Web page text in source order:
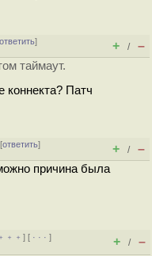
ответить]
+ / –
таймаут.
коннекта? Патч
ответить]
+ / –
причина была
﹢﹢﹢] [ · · ·]
+ / –